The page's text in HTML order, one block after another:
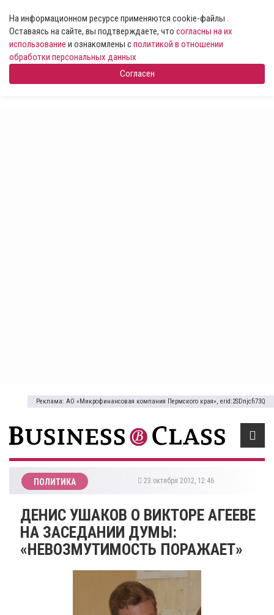
На информационном ресурсе применяются cookie-файлы .
Оставаясь на сайте, вы подтверждаете, что согласны на их
использование и ознакомлены сполитикой в отношении
обработки персональных данных
Согласен
Реклама: АО «Микрофинансовая компания Пермского края», erid:2SDnjcfi73Q
ПОЛИТИКА 23 октября 2012, 12:46
ДЕНИС УШАКОВ О ВИКТОРЕ АГЕЕВЕ
НА ЗАСЕДАНИИ ДУМЫ:
«НЕВОЗМУТИМОСТЬ ПОРАЖАЕТ»